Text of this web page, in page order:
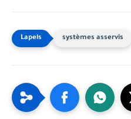
systèmes asservis